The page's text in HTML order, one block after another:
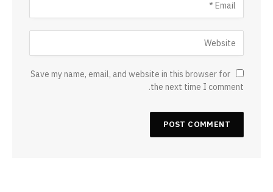
Save my name, email, and website in this browser for
the next time I comment.